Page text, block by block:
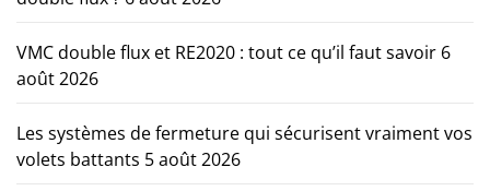
VMC double flux et RE2020 : tout ce qu’il faut savoir 6
août 2026
Les systèmes de fermeture qui sécurisent vraiment vos
volets battants 5 août 2026